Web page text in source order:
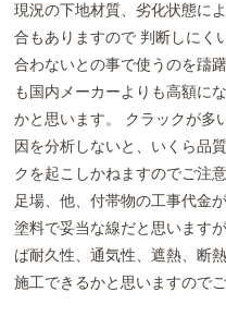
現況の下地材質、劣化状態に
合もありますので 判断しにく
合わないとの事で使うのを躊
も国内メーカーよりも高額に
かと思います。 クラックが多
因を分析しないと、いくら品
クを起こしかねますのでご注
足場、他、付帯物の工事代金
塗料で妥当な線だと思います
ば耐久性、通気性、遮熱、断
施工できるかと思いますので